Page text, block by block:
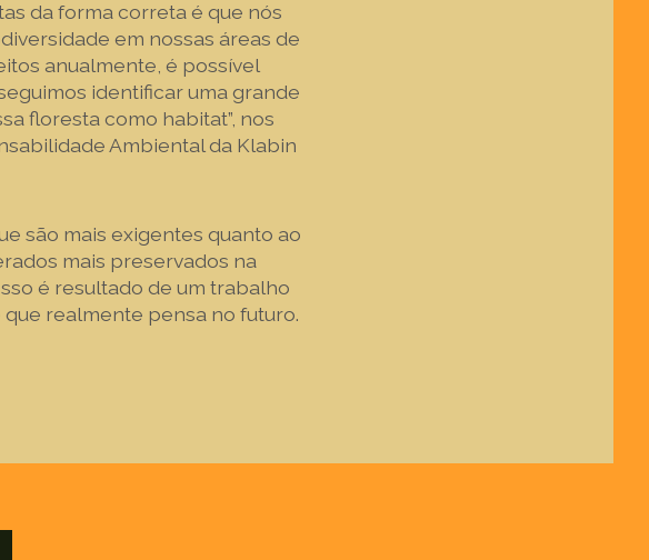
da forma correta é que nós
em nossas áreas de
anualmente, é possível
identificar uma grande
floresta como habitat”, nos
Ambiental da Klabin
são mais exigentes quanto ao
mais preservados na
é resultado de um trabalho
realmente pensa no futuro.